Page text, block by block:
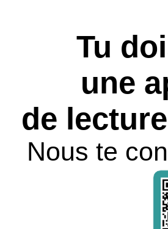
Tu
une
de
Nous te